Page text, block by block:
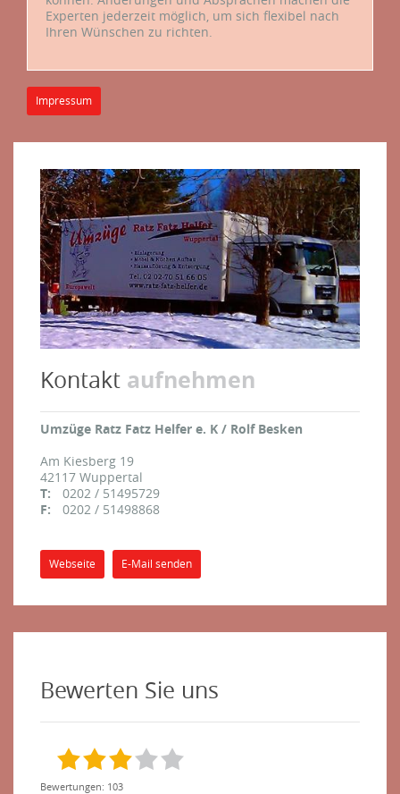
Experten jederzeit möglich, um sich flexibel nach
Ihren Wünschen zu richten.
Impressum
Kontakt aufnehmen
Umzüge Ratz Fatz Helfer e. K / Rolf Besken
Am Kiesberg 19
42117 Wuppertal
T:
0202 / 51495729
F:
0202 / 51498868
Webseite E-Mail senden
Bewerten Sie uns
Bewertungen: 103